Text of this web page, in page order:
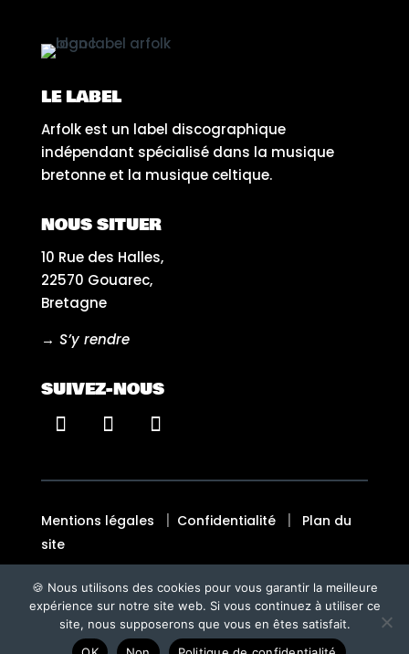
LE LABEL
Arfolk est un label discographique
indépendant spécialisé dans la musique
bretonne et la musique celtique.
NOUS SITUER
10 Rue des Halles,
22570 Gouarec,
Bretagne
→ S’y rendre
SUIVEZ-NOUS
Mentions légales | Confidentialité| Plan du
site
Fait avec ♡ en Bretagne par BREIZH TANDEM
🍪 Nous utilisons des cookies pour vous garantir la meilleure
expérience sur notre site web. Si vous continuez à utiliser ce
site, nous supposerons que vous en êtes satisfait.